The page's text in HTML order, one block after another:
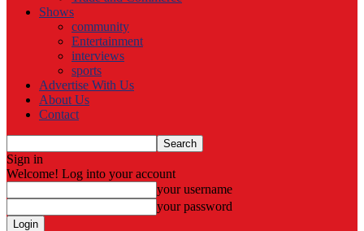
Shows
community
Entertainment
interviews
sports
Advertise With Us
About Us
Contact
Sign in
Welcome! Log into your account
your username
your password